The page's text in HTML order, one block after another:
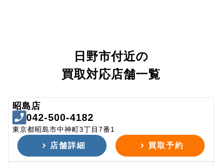
日野市付近の
買取対応店舗一覧
昭島店
042-500-4182
東京都昭島市中神町3丁目7番1
店舗詳細 買取予約